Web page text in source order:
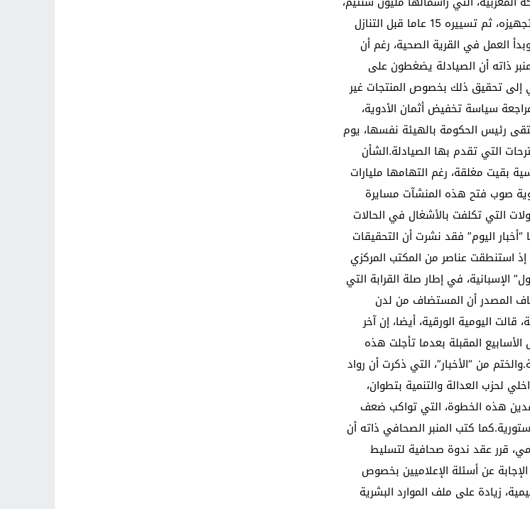
مع المؤسسة الخليجية، وأوقعوا به لتوقيع عقد من أجل التكفل ببناء المشروع وتجهيزه، ثم تسييره 15 عاما قبل التنازل
العمل في القرية الصحية، رغم أن
ذاته أن الصيادلة يضغطون على
إلى تحقيق ذلك بخصوص المنتجات غير
سياسة تخفيض أثمان الأدوية،
رئيس الحكومة بالهيئة نفسها، يوم
التي تقدم بها الصيادلة.الشأن
بقيت مغلقة، رغم التهامها مليارات
صوب فتح هذه المنشآت مسايرة
التي تكلفت بالأشغال في الحالات
اليوم” فقد نشرت أن التحقيقات
إذ استنطقت عناصر من المكتب المركزي
الإسبانية، في إطار صلة القرابة التي
المصدر أن المستضاف من لدن
اليومية الورقية، أيضا، إن آخر
المقبلة بعدما تأجلت هذه
من “الأخبار”، التي ذكرت أن رواد
لحزب العدالة والتنمية بتطوان،
هذه الخطوة، التي تواكب ضعف
كتب المنبر الصحافي ذاته أن
قرر عقد ندوة صحافية لتسليط
عن أسئلة الإعلاميين بخصوص
زيادة على ملف الموارد البشرية